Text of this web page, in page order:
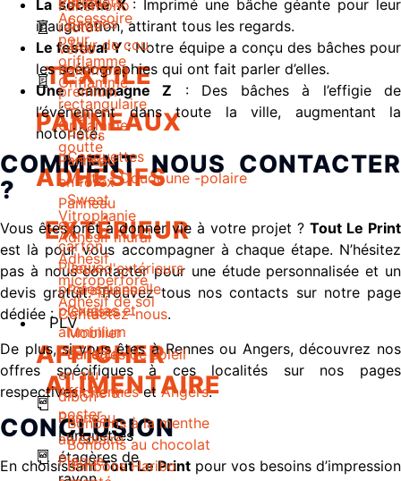
Accessoire
pour
oriflamme
Oriflamme
rectangulaire
Oriflamme
goutte
ADHÉSIFS
Vitrophanie
Adhésif mural
Adhésif
microperforé
Adhésif de sol
PLV
AFFICHER
Affiche &
poster
Languettes
étagères de
Kakémono
recto-
verso
Kakémono
premium
PANNEAUX
Panneau
en forex
Panneau
en
carton
Plaque
professionnelle
plexiglas et
aluminium
Panneau
en alu
dibon
Panneau
alvéolaire
Plaque
Badges
Tour de cou
TEXTILE
Tshirt
Polos
Casquettes
Veste - Doudoune -polaire
Sweat
EXTÉRIEUR
Jeux d'extérieurs
Parapluies
Chaises
Mobilier
Lunettes de soleil
ALIMENTAIRE
Bonbons à la menthe
Bonbons au chocolat
Bonbons Haribo
La société X: Imprimé une bâche géante pour leur
inauguration, attirant tous les regards.
Le festival Y: Notre équipe a conçu des bâches pour
les scénographies qui ont fait parler d’elles.
Une campagne Z : Des bâches à l’effigie de
l’événement dans toute la ville, augmentant la
notoriété.
COMMENT NOUS CONTACTER
?
Vous êtes prêt à donner vie à votre projet ? Tout Le Print
est là pour vous accompagner à chaque étape. N’hésitez
pas à nous contacter pour une étude personnalisée et un
devis gratuit. Trouvez tous nos contacts sur notre page
dédiée :Contactez-nous.
De plus, si vous êtes à Rennes ou Angers, découvrez nos
offres spécifiques à ces localités sur nos pages
respectives :RennesetAngers.
CONCLUSION
En choisissantTout Le Print pour vos besoins d’impression